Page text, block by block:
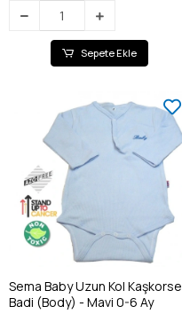
Sepete Ekle
Sema Baby Uzun Kol Kaşkorse
Badi (Body) - Mavi 0-6 Ay